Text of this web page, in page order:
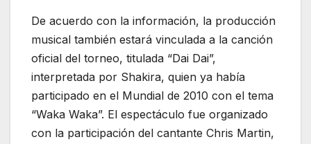
De acuerdo con la información, la producción
musical también estará vinculada a la canción
oficial del torneo, titulada “Dai Dai”,
interpretada por Shakira, quien ya había
participado en el Mundial de 2010 con el tema
“Waka Waka”. El espectáculo fue organizado
con la participación del cantante Chris Martin,